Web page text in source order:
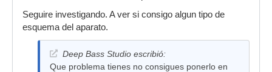
Seguire investigando. A ver si consigo algun tipo de
esquema del aparato.
Deep Bass Studio escribió:
Que problema tienes no consigues ponerlo en